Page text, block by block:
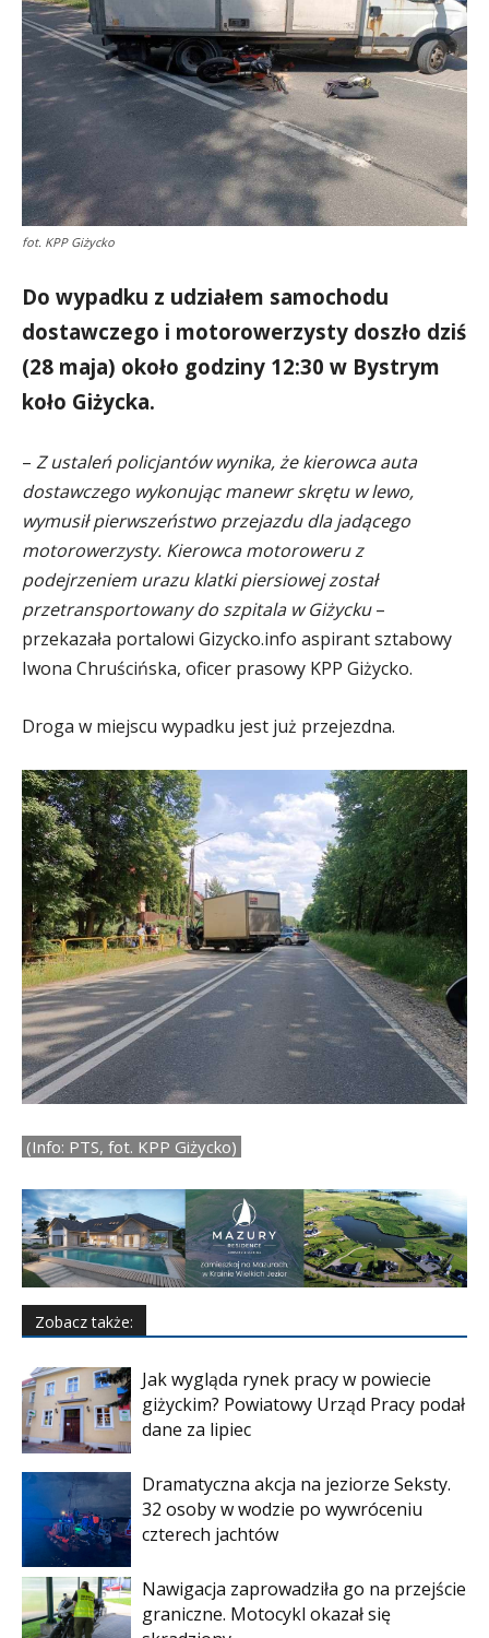
fot. KPP Giżycko
Do wypadku z udziałem samochodu
dostawczego i motorowerzysty doszło dziś
(28 maja) około godziny 12:30 w Bystrym
koło Giżycka.
– Z ustaleń policjantów wynika, że kierowca auta
dostawczego wykonując manewr skrętu w lewo,
wymusił pierwszeństwo przejazdu dla jadącego
motorowerzysty. Kierowca motoroweru z
podejrzeniem urazu klatki piersiowej został
przetransportowany do szpitala w Giżycku–
przekazała portalowi Gizycko.info aspirant sztabowy
Iwona Chruścińska, oficer prasowy KPP Giżycko.
Droga w miejscu wypadku jest już przejezdna.
(Info: PTS, fot. KPP Giżycko)
Zobacz także:
Jak wygląda rynek pracy w powiecie
giżyckim? Powiatowy Urząd Pracy podał
dane za lipiec
Dramatyczna akcja na jeziorze Seksty.
32 osoby w wodzie po wywróceniu
czterech jachtów
Nawigacja zaprowadziła go na przejście
graniczne. Motocykl okazał się